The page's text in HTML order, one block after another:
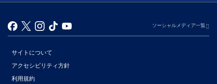
ソーシャルメディア一覧
サイトについて
アクセシビリティ方針
利用規約